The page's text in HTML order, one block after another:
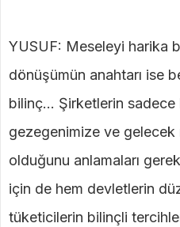
YUSUF: Meseleyi harika
dönüşümün anahtarı ise
bilinç... Şirketlerin sadece
gezegenimize ve gelecek
olduğunu anlamaları
için de hem devletlerin
tüketicilerin bilinçli